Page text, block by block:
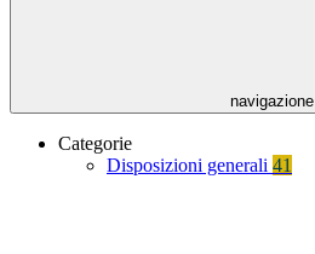
navigazione
Categorie
Disposizioni generali 41